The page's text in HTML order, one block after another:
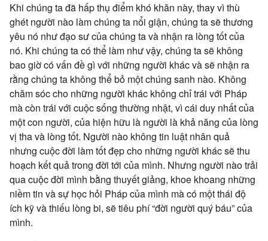
Khi chúng ta đã hấp thụ điểm khó khăn này, thay vì thù
ghét người nào làm chúng ta nổi giận, chúng ta sẽ thương
yêu nó như đạo sư của chúng ta và nhận ra lòng tốt của
nó. Khi chúng ta có thể làm như vậy, chúng ta sẽ không
bao giờ có vấn đề gì với những người khác và sẽ nhận ra
rằng chúng ta không thể bỏ một chúng sanh nào. Không
chăm sóc cho những người khác không chỉ trái với Pháp
mà còn trái với cuộc sống thường nhật, vì cái duy nhất của
một con người, của hiện hữu là người là khả năng của lòng
vị tha và lòng tốt. Người nào không tin luật nhân quả
nhưng cuộc đời làm tốt đẹp cho những người khác sẽ thu
hoạch kết quả trong đời tới của mình. Nhưng người nào trải
qua cuộc đời mình bằng thuyết giảng, khoe khoang những
niềm tin và sự học hỏi Pháp của mình mà có một thái độ
ích kỹ và thiếu lòng bi, sẽ tiêu phí “đời người quý báu” của
mình.